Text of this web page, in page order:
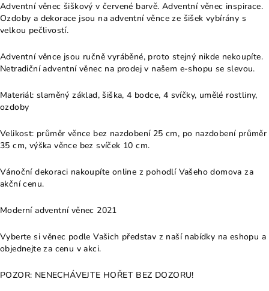
Adventní věnec šiškový v červené barvě. Adventní věnec inspirace.
Ozdoby a dekorace jsou na adventní věnce ze šišek vybírány s
velkou pečlivostí.
Adventní věnce jsou ručně vyráběné, proto stejný nikde nekoupíte.
Netradiční adventní věnec na prodej v našem e-shopu se slevou.
Materiál: slaměný základ, šiška, 4 bodce, 4 svíčky, umělé rostliny,
ozdoby
Velikost: průměr věnce bez nazdobení 25 cm, po nazdobení průměr
35 cm, výška věnce bez svíček 10 cm.
Vánoční dekoraci nakoupíte online z pohodlí Vašeho domova za
akční cenu.
Moderní adventní věnec 2021
Vyberte si věnec podle Vašich představ z naší nabídky na eshopu a
objednejte za cenu v akci.
POZOR: NENECHÁVEJTE HOŘET BEZ DOZORU!